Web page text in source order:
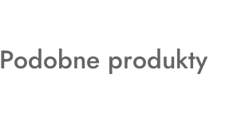
Produkty
Podobne produkty